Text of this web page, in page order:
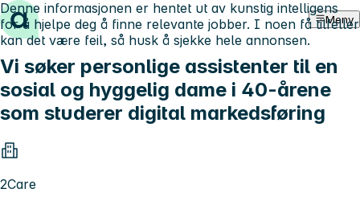
Hopp til innhold Meny
Vi søker personlige assistenter til en
sosial og hyggelig dame i 40-årene
som studerer digital markedsføring
2Care
Denne informasjonen er hentet ut av kunstig intelligens
for å hjelpe deg å finne relevante jobber. I noen få tilfeller
kan det være feil, så husk å sjekke hele annonsen.